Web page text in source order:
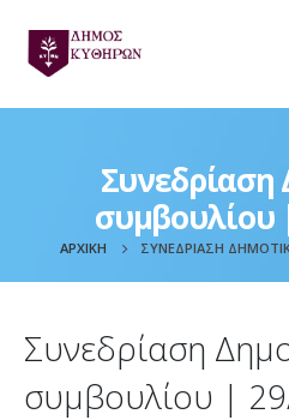
Συνεδρίαση
συμβουλίου
ΑΡΧΙΚΉ ΣΥΝΕΔΡΊΑΣΗ
Συνεδρίαση
συμβουλίου |